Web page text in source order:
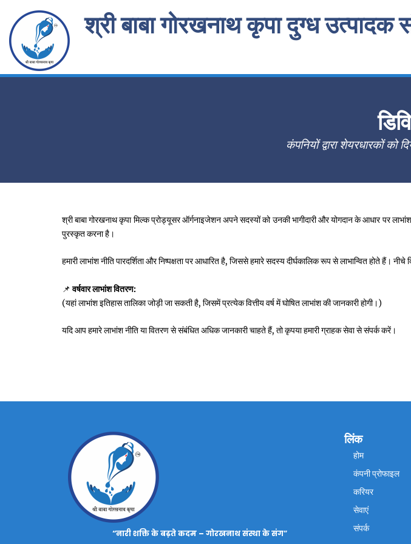
content
श्री बाबा गोरखनाथ कृपा दुग्ध उत्पादक
कंपनियों द्वारा शेयरधारकों को
श्री बाबा गोरखनाथ कृपा मिल्क प्रोड्यूसर ऑर्गनाइजेशन अपने सदस्यों को उनकी भागीदारी और योगदान के आधार पर
पुरस्कृत करना है।
हमारी लाभांश नीति पारदर्शिता और निष्पक्षता पर आधारित है, जिससे हमारे सदस्य दीर्घकालिक रूप से लाभान्वित होते हैं।
📌वर्षवार लाभांश वितरण:
(यहां लाभांश इतिहास तालिका जोड़ी जा सकती है, जिसमें प्रत्येक वित्तीय वर्ष में घोषित लाभांश की जानकारी होगी।)
यदि आप हमारे लाभांश नीति या वितरण से संबंधित अधिक जानकारी चाहते हैं, तो कृपया हमारी ग्राहक सेवा से संपर्क करें।
“नारी शक्ति के बढ़ते कदम – गोरखनाथ संस्था के संग”
लिंक
होम
कंपनी प्रोफाइल
करियर
सेवाएं
संपर्क